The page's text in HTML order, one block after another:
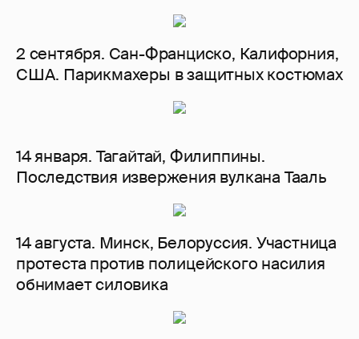
2 сентября. Сан-Франциско, Калифорния,
США. Парикмахеры в защитных костюмах
14 января. Тагайтай, Филиппины.
Последствия извержения вулкана Тааль
14 августа. Минск, Белоруссия. Участница
протеста против полицейского насилия
обнимает силовика